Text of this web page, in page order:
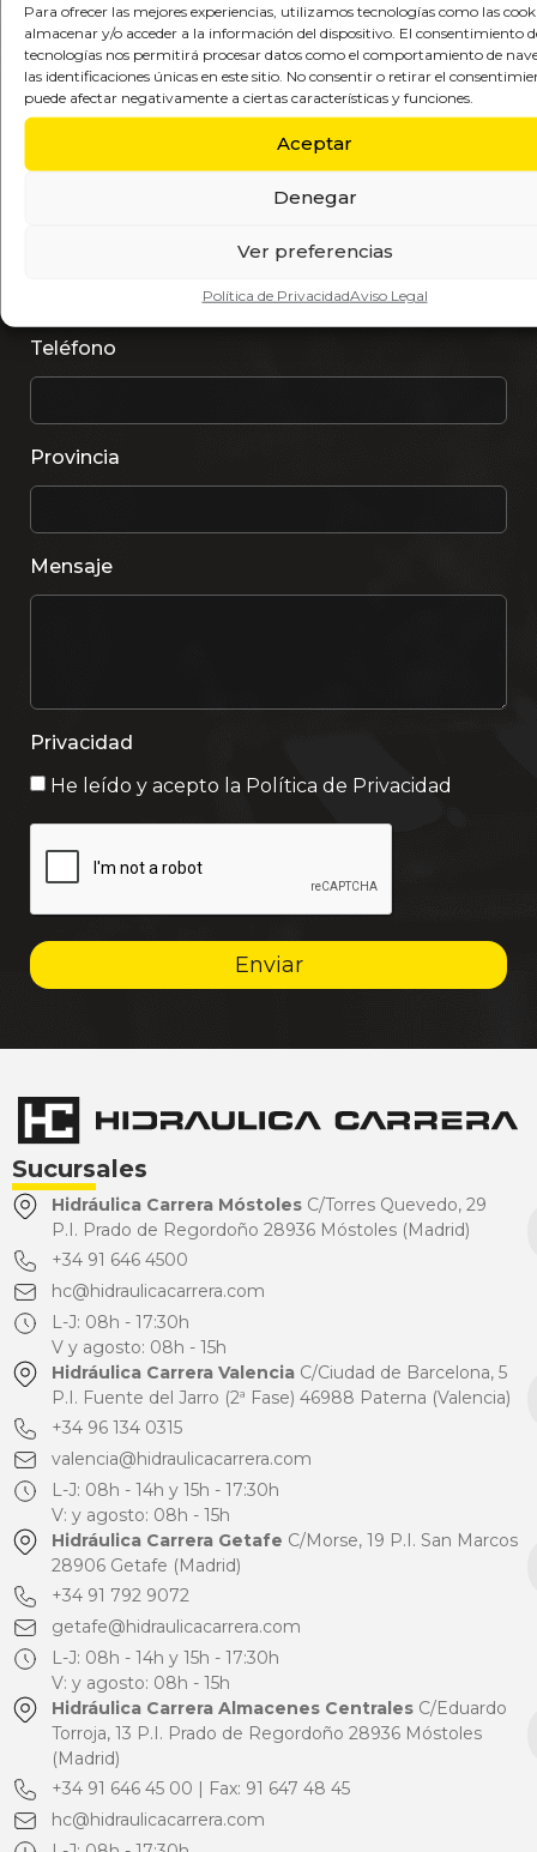
Para ofrecer las mejores experiencias, utilizamos tecnologías como las
almacenar y/o acceder a la información del dispositivo. El consentimiento
tecnologías nos permitirá procesar datos como el comportamiento de
las identificaciones únicas en este sitio. No consentir o retirar el
puede afectar negativamente a ciertas características y funciones.
Aceptar
Denegar
Ver preferencias
Política de PrivacidadAviso Legal
Nombre
Teléfono
Provincia
Mensaje
Privacidad
He leído y acepto la Política de Privacidad
Enviar
Sucursales
Hidráulica Carrera MóstolesC/Torres Quevedo, 29
P.I. Prado de Regordoño 28936 Móstoles (Madrid)
+34 91 646 4500
hc@hidraulicacarrera.com
L-J: 08h - 17:30h
V y agosto: 08h - 15h
Hidráulica Carrera ValenciaC/Ciudad de Barcelona, 5
P.I. Fuente del Jarro (2ª Fase) 46988 Paterna (Valencia)
+34 96 134 0315
valencia@hidraulicacarrera.com
L-J: 08h - 14h y 15h - 17:30h
V: y agosto: 08h - 15h
Hidráulica Carrera Getafe C/Morse, 19 P.I. San Marcos
28906 Getafe (Madrid)
+34 91 792 9072
getafe@hidraulicacarrera.com
L-J: 08h - 14h y 15h - 17:30h
V: y agosto: 08h - 15h
Hidráulica Carrera Almacenes CentralesC/Eduardo
Torroja, 13 P.I. Prado de Regordoño 28936 Móstoles
(Madrid)
+34 91 646 45 00 | Fax: 91 647 48 45
hc@hidraulicacarrera.com